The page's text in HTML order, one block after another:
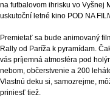
na futbalovom ihrisku vo Vyšnej
uskutoční letné kino POD NA
Premietať sa bude animovaný
Rally od Paríža k pyramídam.
vás príjemná atmosféra pod
nebom, občerstvenie a 200
Vlastnú deku si, samozrejme,
priniesť tiež.